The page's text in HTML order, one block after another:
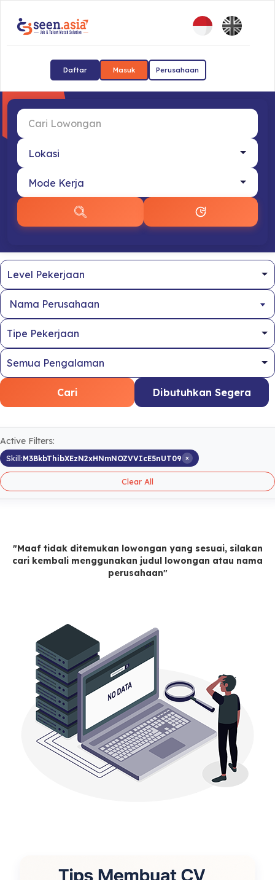
Daftar Masuk Perusahaan
Nama Perusahaan
Cari Dibutuhkan Segera
Active Filters:
Skill:M3BkbThibXEzN2xHNmNOZVVIcE5nUT09 ×
Clear All
"Maaf tidak ditemukan lowongan yang sesuai, silakan
cari kembali menggunakan judul lowongan atau nama
perusahaan"